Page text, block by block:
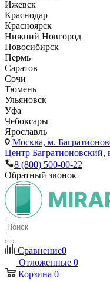
Ижевск
Краснодар
Красноярск
Нижний Новгород
Новосибирск
Пермь
Саратов
Сочи
Тюмень
Ульяновск
Уфа
Чебоксары
Ярославль
Москва, м.
Центр Багратионовский,
8 (800) 500-00-22
Обратный звонок
Сравнение0
Отложенные 0
Корзина 0